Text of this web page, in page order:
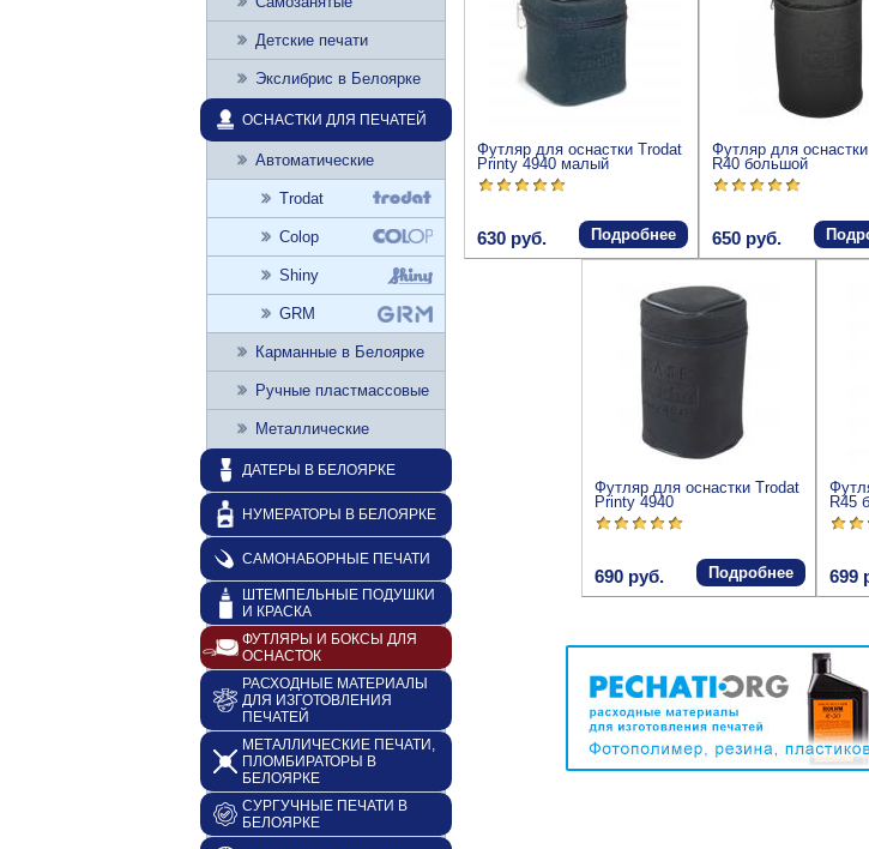
Футляр для оснастки Trodat
Printy 4940 малый
630 руб. Подробнее
Футляр для
R40 большой
650 руб.
Футляр для оснастки Trodat
Printy 4940
690 руб. Подробнее
R45
699
Детские печати
Экслибрис в Белоярке
ОСНАСТКИ ДЛЯ ПЕЧАТЕЙ
Автоматические
Trodat
Colop
Shiny
GRM
Карманные в Белоярке
Ручные пластмассовые
Металлические
ДАТЕРЫ В БЕЛОЯРКЕ
НУМЕРАТОРЫ В БЕЛОЯРКЕ
САМОНАБОРНЫЕ ПЕЧАТИ
ШТЕМПЕЛЬНЫЕ ПОДУШКИ
И КРАСКА
ФУТЛЯРЫ И БОКСЫ ДЛЯ
ОСНАСТОК
РАСХОДНЫЕ МАТЕРИАЛЫ
ДЛЯ ИЗГОТОВЛЕНИЯ
ПЕЧАТЕЙ
МЕТАЛЛИЧЕСКИЕ ПЕЧАТИ,
ПЛОМБИРАТОРЫ В
БЕЛОЯРКЕ
СУРГУЧНЫЕ ПЕЧАТИ В
БЕЛОЯРКЕ